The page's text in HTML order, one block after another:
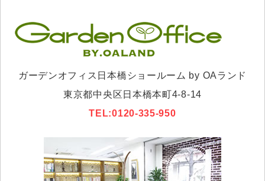
ガーデンオフィス日本橋ショールーム by OAランド
東京都中央区日本橋本町4-8-14
TEL:0120-335-950